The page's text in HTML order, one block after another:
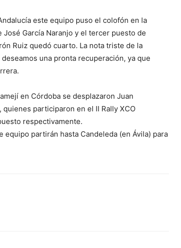
este equipo puso el colofón en la
García Naranjo y el tercer puesto de
Ruiz quedó cuarto. La nota triste de la
una pronta recuperación, ya que
en Córdoba se desplazaron Juan
participaron en el II Rally XCO
respectivamente.
partirán hasta Candeleda (en Ávila) para